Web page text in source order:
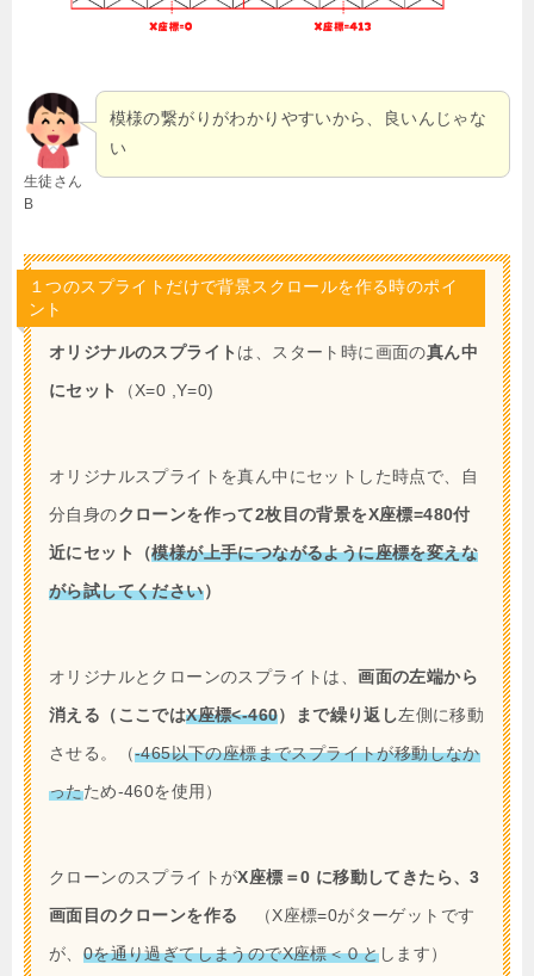
生徒さん
B
模様の繋がりがわかりやすいから、良いんじゃな
い
１つのスプライトだけで背景スクロールを作る時のポイ
ント
オリジナルのスプライト は、スタート時に画面の真ん中
にセット
（X=0 ,Y=0)
オリジナルスプライトを真ん中にセットした時点で、自
分自身のクローンを作って2枚目の背景をX座標=480付
近にセット（模様が上手につながるように座標を変えな
がら試してください）
オリジナルとクローンのスプライトは、画面の左端から
消える（ここではX座標<-460）まで繰り返し左側に移動
させる。（-465以下の座標までスプライトが移動しなか
ったため-460を使用）
クローンのスプライトがX座標＝0 に移動してきたら、3
画面目のクローンを作る
（X座標=0がターゲットです
が、 0を通り過ぎてしまうのでX座標＜０とします）